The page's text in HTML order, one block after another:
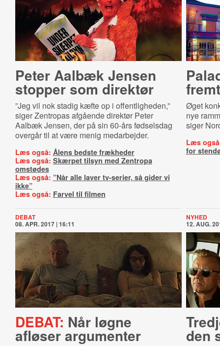
Peter Aalbæk Jensen
stopper som direktør
”Jeg vil nok stadig kæfte op i offentligheden,”
siger Zentropas afgående direktør Peter
Aalbæk Jensen, der på sin 60-års fødselsdag
overgår til at være menig medarbejder.
Læs også: Ålens bedste frækheder
Læs også: Skærpet tilsyn med Zentropa
omstødes
Læs også: ”Når alle laver tv-serier, så gider vi
ikke”
Læs også: Farvel til filmen
Øget
nye
siger
Læs
for
DEBAT
08. APR. 2017 | 16:11
DEBAT: Når løgne
afløser argumenter
NYHED
12. AUG.
den